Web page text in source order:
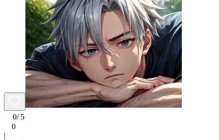
0/ 5
0
|